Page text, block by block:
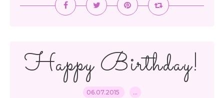
Happy Birthday!
06.07.2015 …